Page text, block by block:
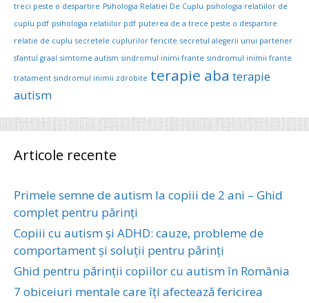
treci peste o despartire Psihologia Relatiei De Cuplu psihologia relatiilor de
cuplu pdf psihologia relatiilor pdf puterea de a trece peste o despartire
relatie de cuplu secretele cuplurilor fericite secretul alegerii unui partener
sfantul graal simtome autism sindromul inimi frante sindromul inimii frante
tratament sindromul inimii zdrobite terapie aba terapie
autism
Articole recente
Primele semne de autism la copiii de 2 ani – Ghid
complet pentru părinți
Copiii cu autism și ADHD: cauze, probleme de
comportament și soluții pentru părinți
Ghid pentru părinții copiilor cu autism în România
7 obiceiuri mentale care îți afectează fericirea